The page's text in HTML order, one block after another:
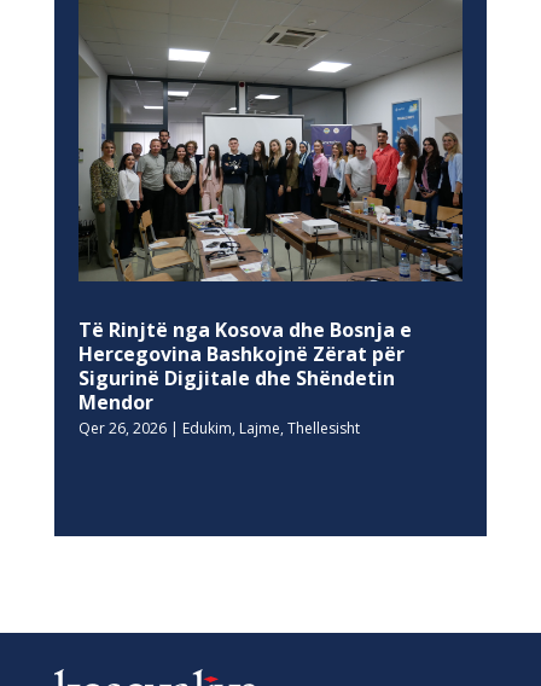
Të Rinjtë nga Kosova dhe Bosnja e
Hercegovina Bashkojnë Zërat për
Sigurinë Digjitale dhe Shëndetin
Mendor
Qer 26, 2026| Edukim, Lajme, Thellesisht